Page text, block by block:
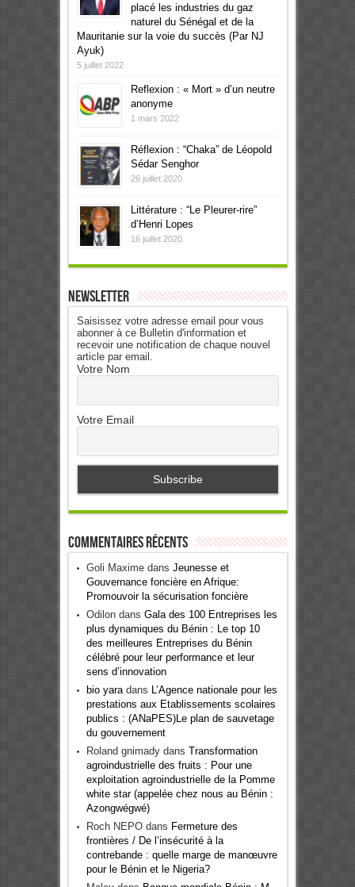
placé les industries du gaz
naturel du Sénégal et de la
Mauritanie sur la voie du succès (Par NJ
Ayuk)
5 juillet 2022
Reflexion : « Mort » d’un neutre
anonyme
1 mars 2022
Réflexion : “Chaka” de Léopold
Sédar Senghor
26 juillet 2020
Littérature : “Le Pleurer-rire”
d’Henri Lopes
16 juillet 2020
Newsletter
Saisissez votre adresse email pour vous
abonner à ce Bulletin d'information et
recevoir une notification de chaque nouvel
article par email.
Votre Nom
Votre Email
Commentaires récents
Goli Maximedans Jeunesse et
Gouvernance foncière en Afrique:
Promouvoir la sécurisation foncière
Odilondans Gala des 100 Entreprises les
plus dynamiques du Bénin : Le top 10
des meilleures Entreprises du Bénin
célébré pour leur performance et leur
sens d’innovation
bio yaradans L’Agence nationale pour les
prestations aux Etablissements scolaires
publics : (ANaPES)Le plan de sauvetage
du gouvernement
Roland gnimadydans Transformation
agroindustrielle des fruits : Pour une
exploitation agroindustrielle de la Pomme
white star (appelée chez nous au Bénin :
Azongwégwé)
Roch NEPOdans Fermeture des
frontières / De l’insécurité à la
contrebande : quelle marge de manœuvre
pour le Bénin et le Nigeria?